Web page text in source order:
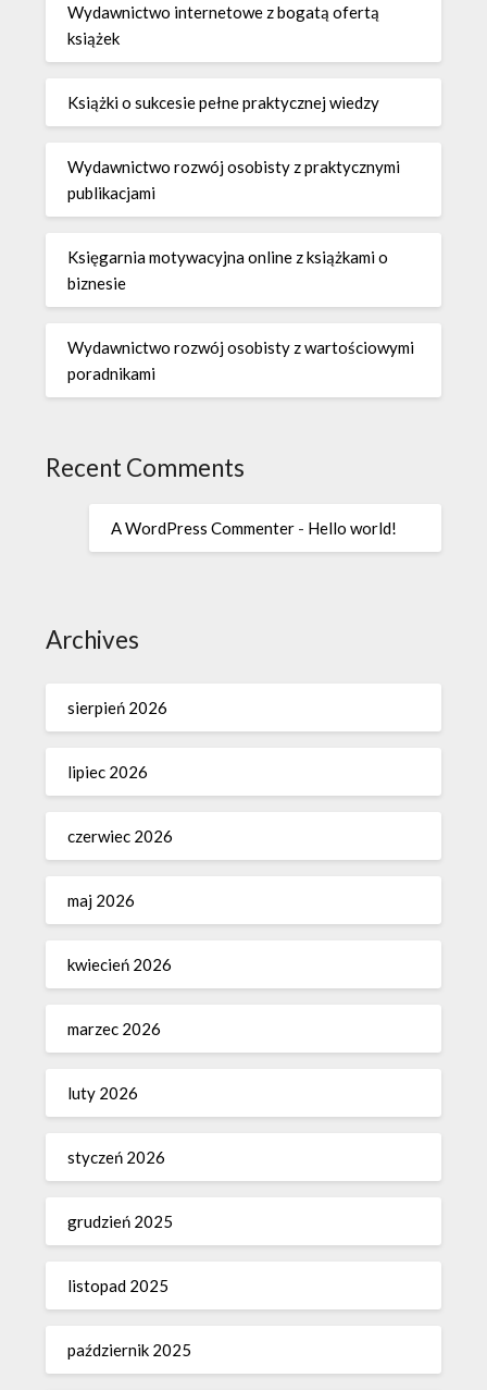
Wydawnictwo internetowe z bogatą ofertą
książek
Książki o sukcesie pełne praktycznej wiedzy
Wydawnictwo rozwój osobisty z praktycznymi
publikacjami
Księgarnia motywacyjna online z książkami o
biznesie
Wydawnictwo rozwój osobisty z wartościowymi
poradnikami
Recent Comments
A WordPress Commenter - Hello world!
Archives
sierpień 2026
lipiec 2026
czerwiec 2026
maj 2026
kwiecień 2026
marzec 2026
luty 2026
styczeń 2026
grudzień 2025
listopad 2025
październik 2025